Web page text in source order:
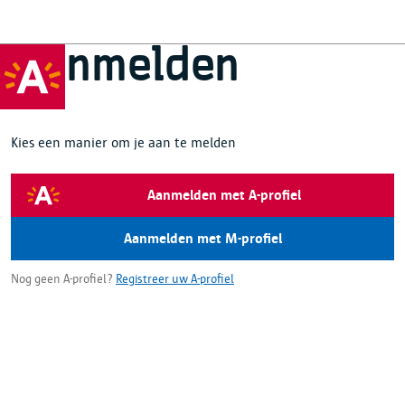
Aanmelden
Kies een manier om je aan te melden
Aanmelden met A-profiel
Aanmelden met M-profiel
Nog geen A-profiel? Registreer uw A-profiel